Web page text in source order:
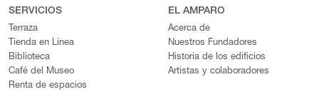
SERVICIOS
Terraza
Tienda en Línea
Biblioteca
Café del Museo
Renta de espacios
EL AMPARO
Acerca de
Nuestros Fundadores
Historia de los edificios
Artistas y colaboradores